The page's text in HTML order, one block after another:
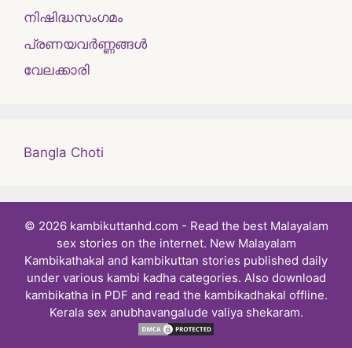
നിഷിദ്ധസംഗമം
പ്രണയവർണ്ണങ്ങൾ
വേലക്കാരി
Bangla Choti
© 2026 kambikuttanhd.com - Read the best Malayalam
sex stories on the internet. New Malayalam
Kambikathakal and kambikuttan stories published daily
under various kambi kadha categories. Also download
kambikatha in PDF and read the kambikadhakal offline.
Kerala sex anubhavangalude valiya shekaram.